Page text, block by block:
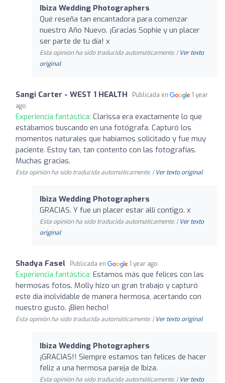
Ibiza Wedding Photographers
Qué reseña tan encantadora para comenzar
nuestro Año Nuevo. ¡Gracias Sophie y un placer
ser parte de tu día! x
Esta opinión ha sido traducida automáticamente. | Ver texto
original
Sangi Carter - WEST 1 HEALTH Publicada en
1 year
ago
Experiencia fantástica: Clarissa era exactamente lo que
estábamos buscando en una fotógrafa. Capturó los
momentos naturales que habíamos solicitado y fue muy
paciente. Estoy tan, tan contento con las fotografías.
Muchas gracias.
Esta opinión ha sido traducida automáticamente. | Ver texto original
Ibiza Wedding Photographers
GRACIAS. Y fue un placer estar allí contigo. x
Esta opinión ha sido traducida automáticamente. | Ver texto
original
Shadya Fasel Publicada en 1 year ago
Experiencia fantástica: Estamos más que felices con las
hermosas fotos. Molly hizo un gran trabajo y capturó
este día inolvidable de manera hermosa, acertando con
nuestro gusto. ¡Bien hecho!
Esta opinión ha sido traducida automáticamente. | Ver texto original
Ibiza Wedding Photographers
¡GRACIAS!! Siempre estamos tan felices de hacer
feliz a una hermosa pareja de Ibiza.
Esta opinión ha sido traducida automáticamente. | Ver texto